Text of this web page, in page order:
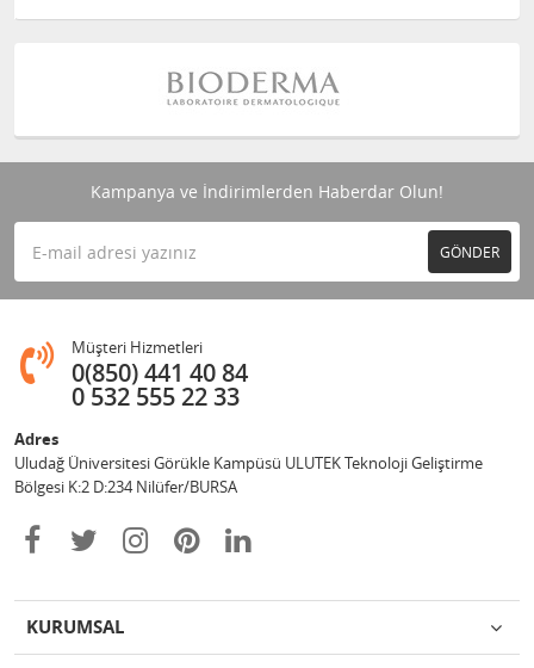
Kampanya ve İndirimlerden Haberdar Olun!
GÖNDER
Müşteri Hizmetleri
0(850) 441 40 84
0 532 555 22 33
Adres
Uludağ Üniversitesi Görükle Kampüsü ULUTEK Teknoloji Geliştirme
Bölgesi K:2 D:234 Nilüfer/BURSA
KURUMSAL